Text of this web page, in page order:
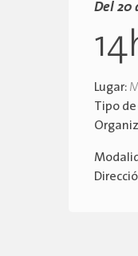
Del 20
Lugar:
Tipo